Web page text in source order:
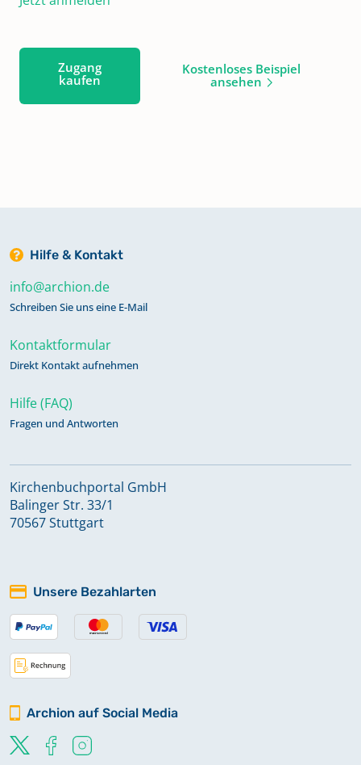
Zugang
kaufen
Kostenloses Beispiel
ansehen
Hilfe & Kontakt
info@archion.de
Schreiben Sie uns eine E-Mail
Kontaktformular
Direkt Kontakt aufnehmen
Hilfe (FAQ)
Fragen und Antworten
Kirchenbuchportal GmbH
Balinger Str. 33/1
70567 Stuttgart
Unsere Bezahlarten
Archion auf Social Media